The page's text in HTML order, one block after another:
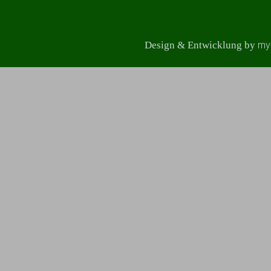
Design & Entwicklung by